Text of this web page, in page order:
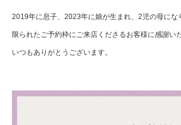
2019年に息子、2023年に娘が生まれ、2児の母にな
限られたご予約枠にご来店くださるお客様に感謝い
いつもありがとうございます。